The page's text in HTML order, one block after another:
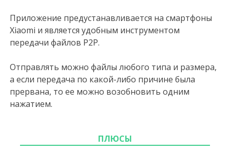
Приложение предустанавливается на смартфоны
Xiaomi и является удобным инструментом
передачи файлов P2P.
Отправлять можно файлы любого типа и размера,
а если передача по какой-либо причине была
прервана, то ее можно возобновить одним
нажатием.
ПЛЮСЫ